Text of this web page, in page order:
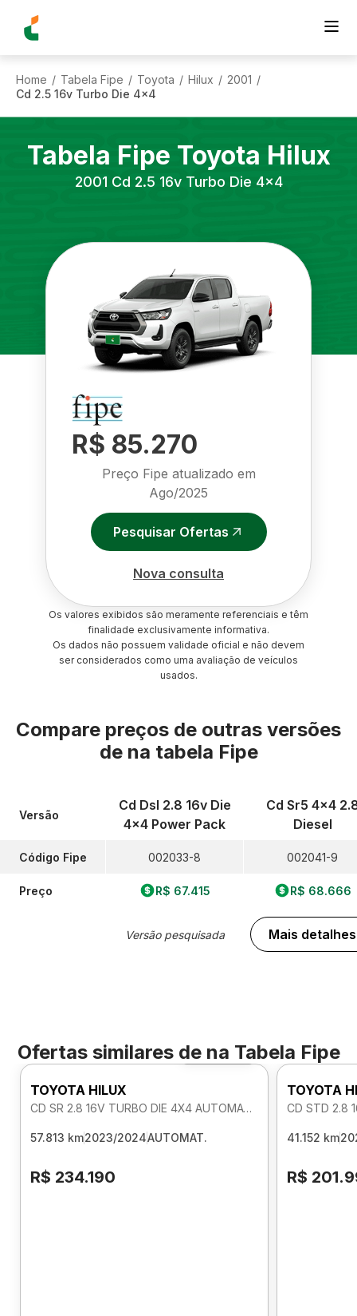
Home / Tabela Fipe / Toyota / Hilux / 2001 /
Cd 2.5 16v Turbo Die 4x4
Tabela Fipe Toyota Hilux
2001 Cd 2.5 16v Turbo Die 4x4
R$ 85.270
Preço Fipe atualizado em
Ago/2025
Pesquisar Ofertas
Nova consulta
Os valores exibidos são meramente referenciais e têm
finalidade exclusivamente informativa.
Os dados não possuem validade oficial e não devem
ser considerados como uma avaliação de veículos
usados.
Compare preços de outras versões
de na tabela Fipe
Versão
Código Fipe
Preço
Cd Dsl 2.8 16v Die
4x4 Power Pack
002033-8
R$ 67.415
Versão pesquisada
Cd Sr5 4x4
Diesel
002041-9
R$ 68.666
Mais detalhes
Ofertas similares de na Tabela Fipe
Foto 360º
TOYOTA HILUX
CD SR 2.8 16V TURBO DIE 4X4 AUTOMATICO
57.813 km2023/2024AUTOMAT.
R$ 234.190
TOYOTA
CD STD 2.8
41.152 km
R$